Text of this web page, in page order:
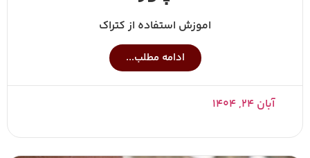
اموزش استفاده از کتراک
ادامه مطلب...
آبان ۲۴, ۱۴۰۴